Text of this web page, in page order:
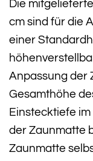
Die
cm sind für die
einer
Anpassung der
Gesamthöhe
Einstecktiefe
der Zaunmatte
Zaunmatte